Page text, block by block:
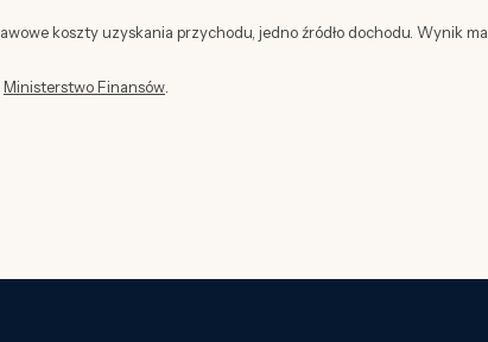
koszty uzyskania przychodu, jedno źródło dochodu. Wynik ma
Ministerstwo Finansów